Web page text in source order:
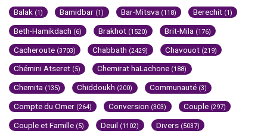
Balak (1) Bamidbar (1) Bar-Mitsva (118) Berechit (1)
Beth-Hamikdach (6) Brakhot (1520) Brit-Mila (176)
Cacheroute (3703) Chabbath (2429) Chavouot (219)
Chémini Atseret (5) Chemirat haLachone (188)
Chemita (135) Chiddoukh (200) Communauté (3)
Compte du Omer (264) Conversion (303) Couple (297)
Couple et Famille (5) Deuil (1102) Divers (5037)